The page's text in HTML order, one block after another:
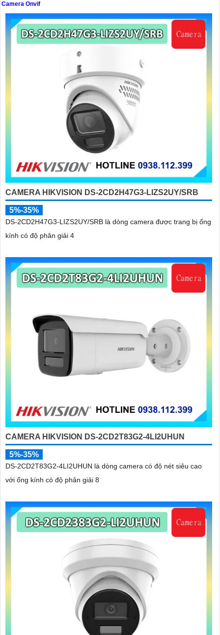
Camera Onvif
CAMERA HIKVISION DS-2CD2H47G3-LIZS2UY/SRB
5%-35%
DS-2CD2H47G3-LIZS2UY/SRB là dòng camera được trang bị ống
kính có độ phân giải 4
CAMERA HIKVISION DS-2CD2T83G2-4LI2UHUN
5%-35%
DS-2CD2T83G2-4LI2UHUN là dòng camera có độ nét siêu cao
với ống kính có độ phân giải 8